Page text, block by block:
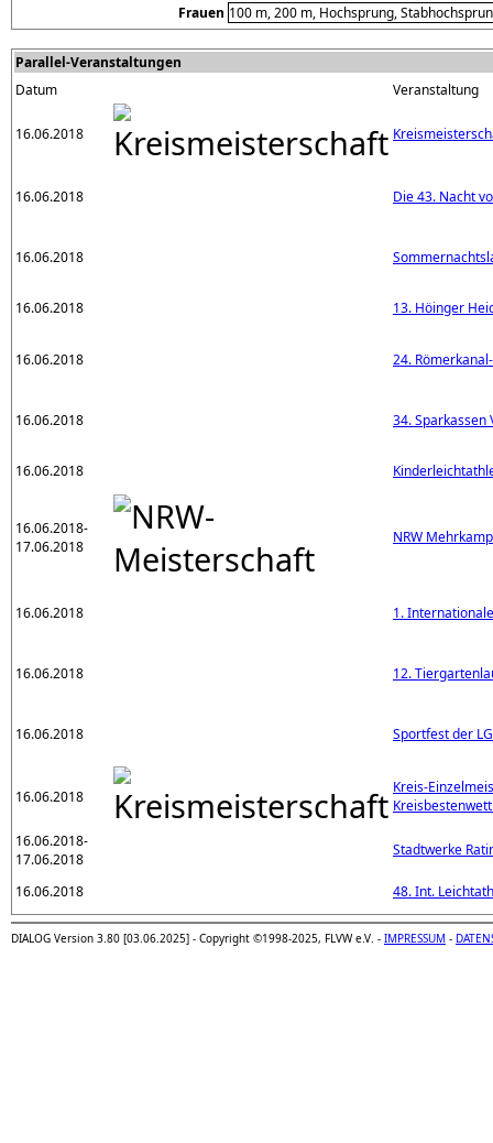
Frauen 100 m, 200 m, Hochsprung,
Parallel-Veranstaltungen
Datum
Veranstaltung
16.06.2018
16.06.2018 Die 43. Nacht
16.06.2018
16.06.2018 13. Höinger
16.06.2018 24.
16.06.2018 34. Sparkassen
16.06.2018
16.06.2018-
17.06.2018
NRW
16.06.2018 1.
16.06.2018 12.
16.06.2018 Sportfest der
16.06.2018
Kreis-
16.06.2018-
17.06.2018
Stadtwerke
16.06.2018 48. Int.
DIALOG Version 3.80 [03.06.2025] - Copyright ©1998-2025, FLVW e.V. - IMPRESSUM -